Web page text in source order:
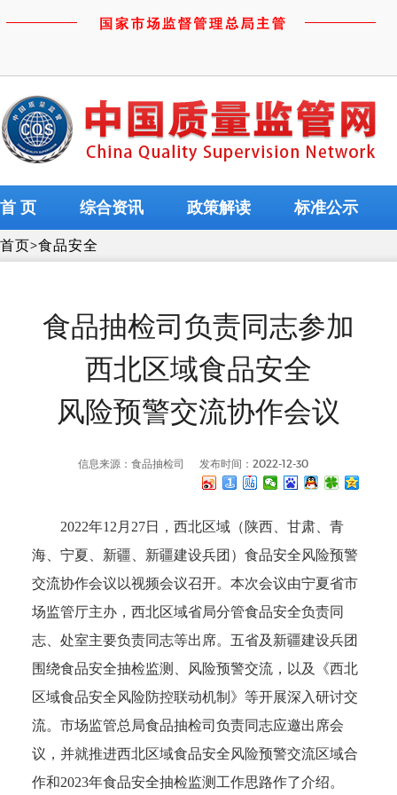
首 页 综合资讯 政策解读 标准公示
首页>食品安全
食品抽检司负责同志参加
西北区域食品安全
风险预警交流协作会议
信息来源：食品抽检司 发布时间：2022-12-30
2022年12月27日，西北区域（陕西、甘肃、青
海、宁夏、新疆、新疆建设兵团）食品安全风险预警
交流协作会议以视频会议召开。本次会议由宁夏省市
场监管厅主办，西北区域省局分管食品安全负责同
志、处室主要负责同志等出席。五省及新疆建设兵团
围绕食品安全抽检监测、风险预警交流，以及《西北
区域食品安全风险防控联动机制》等开展深入研讨交
流。市场监管总局食品抽检司负责同志应邀出席会
议，并就推进西北区域食品安全风险预警交流区域合
作和2023年食品安全抽检监测工作思路作了介绍。